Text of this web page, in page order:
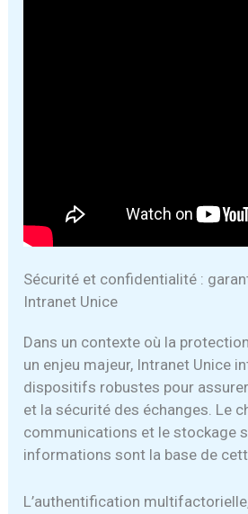
Sécurité et confidentialité :
Intranet Unice
Dans un contexte où la
un enjeu majeur, Intranet Unice
dispositifs robustes pour
et la sécurité des échanges. Le
communications et le stockage
informations sont la base de
L’authentification